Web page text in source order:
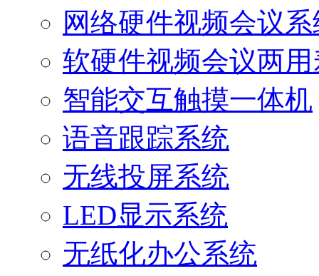
网络硬件视频会议
软硬件视频会议两
智能交互触摸一体机
语音跟踪系统
无线投屏系统
LED显示系统
无纸化办公系统